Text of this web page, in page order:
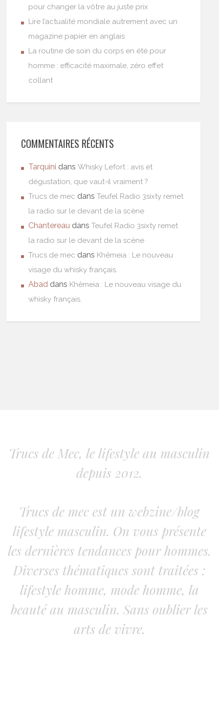
pour changer la vôtre au juste prix
Lire l’actualité mondiale autrement avec un
magazine papier en anglais
La routine de soin du corps en été pour
homme : efficacité maximale, zéro effet
collant
COMMENTAIRES RÉCENTS
Tarquini dansWhisky Lefort : avis et
dégustation, que vaut-il vraiment ?
Trucs de mec dansTeufel Radio 3sixty remet
la radio sur le devant de la scène
Chantereau dansTeufel Radio 3sixty remet
la radio sur le devant de la scène
Trucs de mec dans Khêmeia : Le nouveau
visage du whisky français.
Abad dans Khêmeia : Le nouveau visage du
whisky français.
Trucs de Mec, le lifestyle au masculin
depuis 2012.
Trucs de mec est un webzine/blog
lifestyle masculin. On vous présente
les dernières tendances pour hommes.
Diverses thématiques sont traitées :
lifestyle homme, mode homme, la
beauté au masculin. Sans oublier les
arts de vivre.